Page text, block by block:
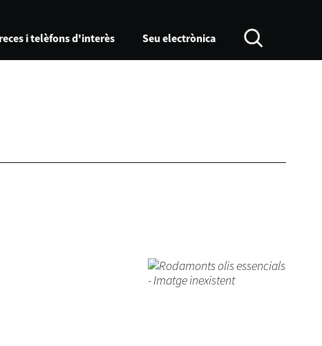
i telèfons d'interès Seu electrònica